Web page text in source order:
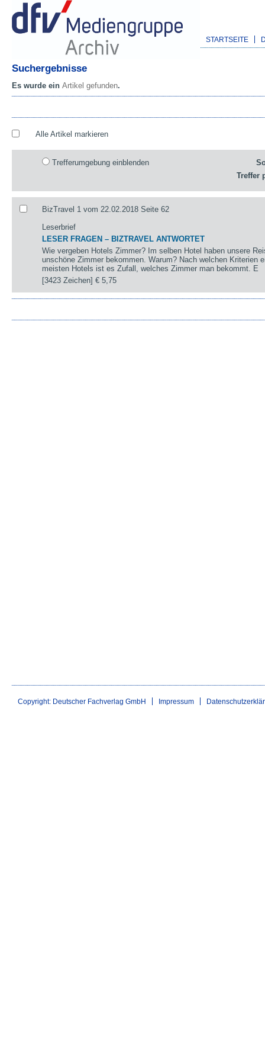
STARTSEITE
Suchergebnisse
Es wurde ein Artikel gefunden.
Alle Artikel markieren
Trefferumgebung einblenden
Treffer
BizTravel 1 vom 22.02.2018 Seite 62
Leserbrief
LESER FRAGEN – BIZTRAVEL ANTWORTET
Wie vergeben Hotels Zimmer? Im selben Hotel haben unsere
unschöne Zimmer bekommen. Warum? Nach welchen Kriterien
meisten Hotels ist es Zufall, welches Zimmer man bekommt. E
[3423 Zeichen]€ 5,75
Copyright: Deutscher Fachverlag GmbH Impressum